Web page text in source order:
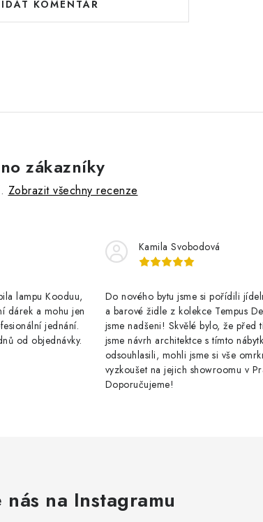
KOMENTÁŘ
zákazníky
Zobrazit všechny recenze
lampu Kooduu,
dárek a mohu jen
jednání.
od objednávky.
Kamila Svobodová
Do nového bytu jsme si pořídili
a barové židle z kolekce Tempus
jsme nadšeni! Skvělé bylo, že před
jsme návrh architektce s tímto
odsouhlasili, mohli jsme si vše
vyzkoušet na jejich showroomu v
Doporučujeme!
na Instagramu